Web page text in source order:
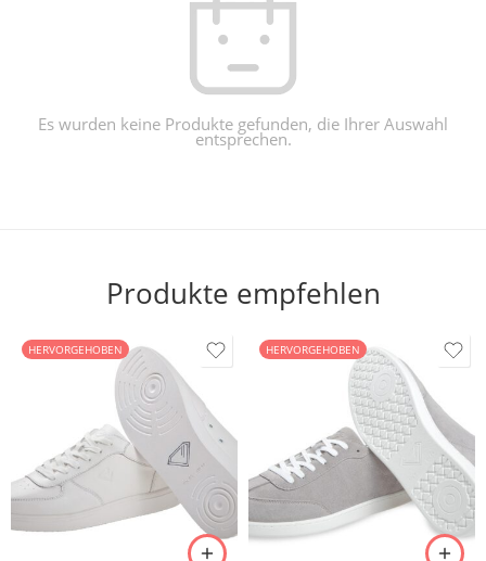
Es wurden keine Produkte gefunden, die Ihrer Auswahl
entsprechen.
Produkte empfehlen
HERVORGEHOBEN HERVORGEHOBEN